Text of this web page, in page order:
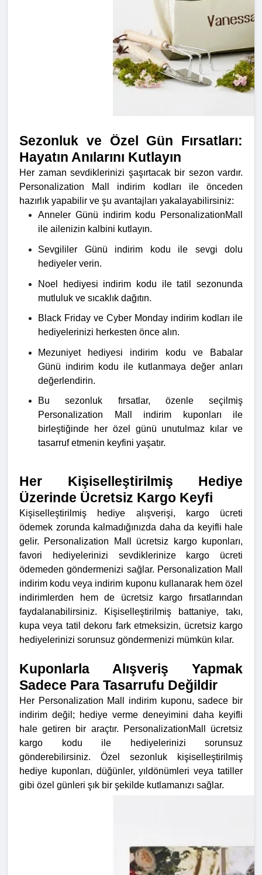
Sezonluk ve Özel Gün Fırsatları:
Hayatın Anılarını Kutlayın
Her zaman sevdiklerinizi şaşırtacak bir sezon vardır.
Personalization Mall indirim kodları ile önceden
hazırlık yapabilir ve şu avantajları yakalayabilirsiniz:
Anneler Günü indirim kodu PersonalizationMall
ile ailenizin kalbini kutlayın.
Sevgililer Günü indirim kodu ile sevgi dolu
hediyeler verin.
Noel hediyesi indirim kodu ile tatil sezonunda
mutluluk ve sıcaklık dağıtın.
Black Friday ve Cyber Monday indirim kodları ile
hediyelerinizi herkesten önce alın.
Mezuniyet hediyesi indirim kodu ve Babalar
Günü indirim kodu ile kutlanmaya değer anları
değerlendirin.
Bu sezonluk fırsatlar, özenle seçilmiş
Personalization Mall indirim kuponları ile
birleştiğinde her özel günü unutulmaz kılar ve
tasarruf etmenin keyfini yaşatır.
Her Kişiselleştirilmiş Hediye
Üzerinde Ücretsiz Kargo Keyfi
Kişiselleştirilmiş hediye alışverişi, kargo ücreti
ödemek zorunda kalmadığınızda daha da keyifli hale
gelir. Personalization Mall ücretsiz kargo kuponları,
favori hediyelerinizi sevdiklerinize kargo ücreti
ödemeden göndermenizi sağlar. Personalization Mall
indirim kodu veya indirim kuponu kullanarak hem özel
indirimlerden hem de ücretsiz kargo fırsatlarından
faydalanabilirsiniz. Kişiselleştirilmiş battaniye, takı,
kupa veya tatil dekoru fark etmeksizin, ücretsiz kargo
hediyelerinizi sorunsuz göndermenizi mümkün kılar.
Kuponlarla Alışveriş Yapmak
Sadece Para Tasarrufu Değildir
Her Personalization Mall indirim kuponu, sadece bir
indirim değil; hediye verme deneyimini daha keyifli
hale getiren bir araçtır. PersonalizationMall ücretsiz
kargo kodu ile hediyelerinizi sorunsuz
gönderebilirsiniz. Özel sezonluk kişiselleştirilmiş
hediye kuponları, düğünler, yıldönümleri veya tatiller
gibi özel günleri şık bir şekilde kutlamanızı sağlar.